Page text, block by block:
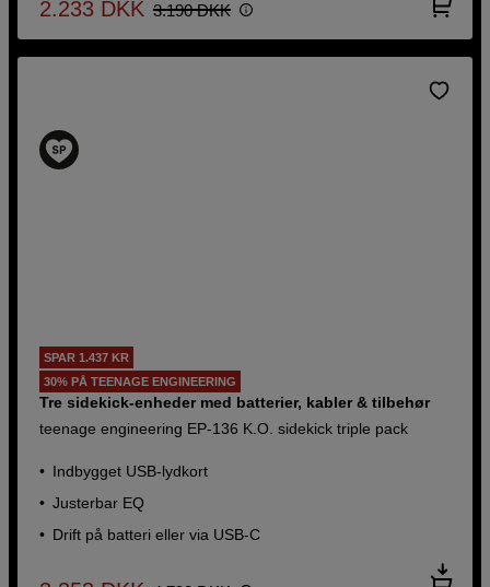
2.233 DKK 3.190 DKK
SPAR 1.437 KR
30% PÅ TEENAGE ENGINEERING
Tre sidekick-enheder med batterier, kabler & tilbehør
teenage engineering EP-136 K.O. sidekick triple pack
Indbygget USB-lydkort
Justerbar EQ
Drift på batteri eller via USB-C